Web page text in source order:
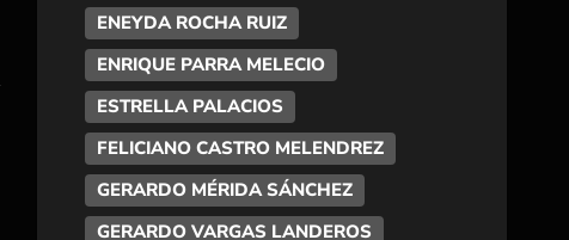
ENEYDA ROCHA RUIZ
ENRIQUE PARRA MELECIO
ESTRELLA PALACIOS
FELICIANO CASTRO MELENDREZ
GERARDO MÉRIDA SÁNCHEZ
GERARDO VARGAS LANDEROS